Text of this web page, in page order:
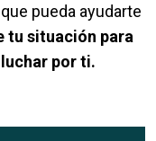
pueda ayudarte
tu situación para
por ti.